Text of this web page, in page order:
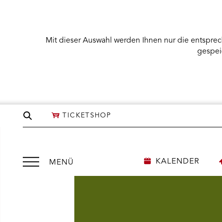
Seite
TICKETSHOP
Mit dieser Auswahl werden Ihnen nur die
MENÜ
Menü
KALENDER